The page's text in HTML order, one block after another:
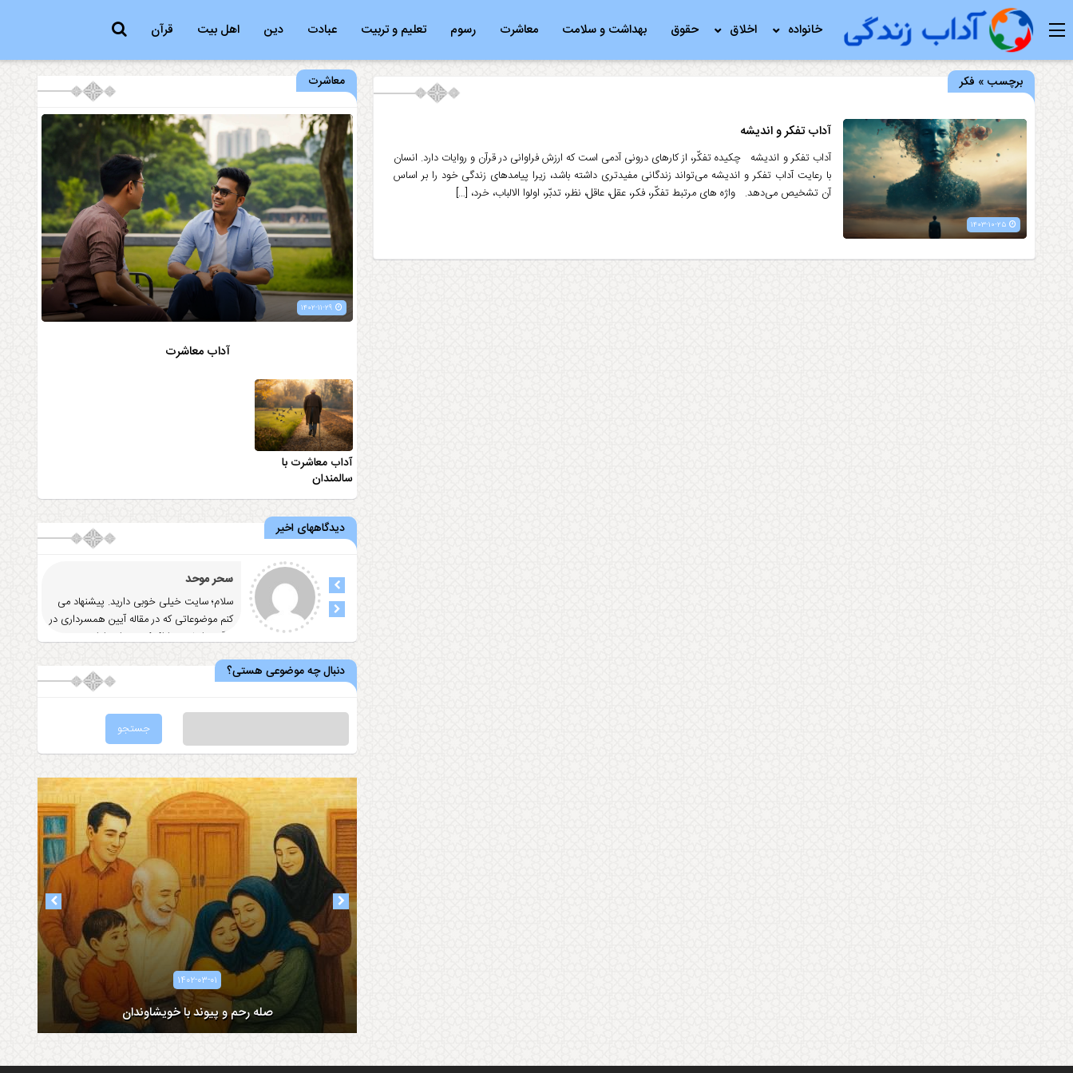
خانواده اخلاق حقوق بهداشت و سلامت معاشرت رسوم تعلیم و تربیت عبادت دین اهل بیت قرآن
برچسب » فکر
آداب تفكر و انديشه
آداب تفكر و انديشه چکیده تفکّر، از کارهای درونی آدمی است که ارزش فراوانی در قرآن و روایات دارد. انسان
با رعایت آداب تفکر و اندیشه می‌تواند زندگانی مفیدتری داشته باشد، زیرا پیامدهای زندگی خود را بر اساس
آن تشخیص می‌دهد. واژه های مرتبط تفکّر، فکر، عقل، عاقل، نظر، تدبّر، اولوا الالباب، خرد، […]
معاشرت
آداب معاشرت
آداب معاشرت با
سالمندان
دیدگاههای اخیر
سحر موحد
سلام؛ سایت خیلی خوبی دارید. پیشنهاد می
کنم موضوعاتی که در مقاله آيين همسرداری در
قرآن و احاديث ارائه کردید را
... ادامه
دنبال چه موضوعی هستی؟
۱۴۰۲-۰۳-۰۱
صله رحم و پیوند با خویشاوندان